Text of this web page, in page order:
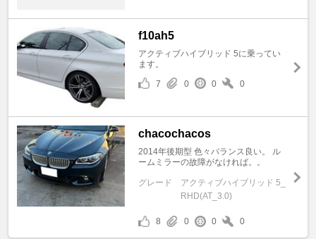
f10ah5
アクティブハイブリッド 5に乗ってい
ます。
7
0 0 0
chacochacos
2014年後期型 色々バランス良い。 ル
ームミラーの故障がなければ。。
グレード
アクティブハイブリッド 5_
RHD(AT_3.0)
8 0 0 0